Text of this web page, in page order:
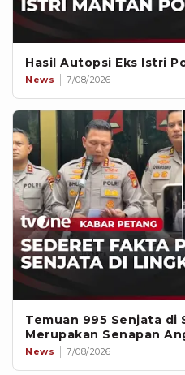
Hasil Autopsi Eks Istri
News 7/08/2026
Temuan 995 Senjata di
Merupakan Senapan
News 7/08/2026